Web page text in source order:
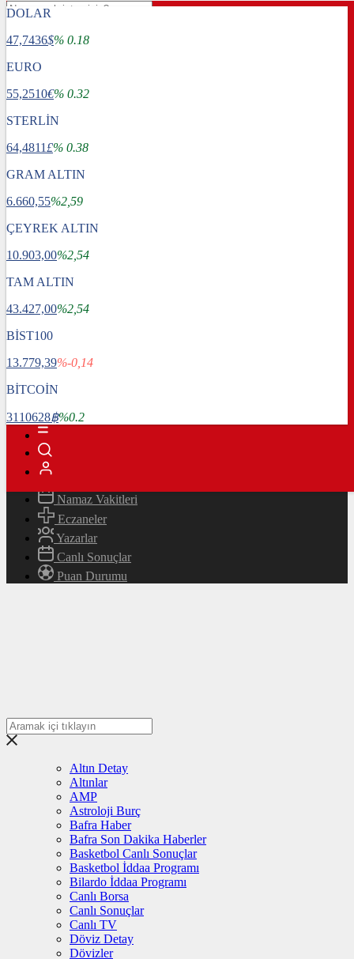
DOLAR
47,7436$% 0.18
EURO
55,2510€% 0.32
STERLİN
64,4811£% 0.38
GRAM ALTIN
6.660,55%2,59
ÇEYREK ALTIN
10.903,00%2,54
TAM ALTIN
43.427,00%2,54
BİST100
13.779,39%-0,14
BİTCOİN
3110628฿%0.2
Dünya
Spor
Magazin
Teknoloji
Bafra Rehberi
Namaz Vakitleri
Eczaneler
Yazarlar
Canlı Sonuçlar
Puan Durumu
Altın Detay
Altınlar
AMP
Astroloji Burç
Bafra Haber
Bafra Son Dakika Haberler
Basketbol Canlı Sonuçlar
Basketbol İddaa Programı
Bilardo İddaa Programı
Canlı Borsa
Canlı Sonuçlar
Canlı TV
Döviz Detay
Dövizler